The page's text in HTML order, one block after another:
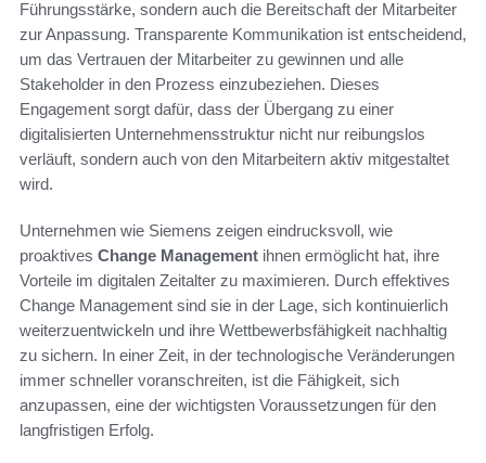
Führungsstärke, sondern auch die Bereitschaft der Mitarbeiter
zur Anpassung. Transparente Kommunikation ist entscheidend,
um das Vertrauen der Mitarbeiter zu gewinnen und alle
Stakeholder in den Prozess einzubeziehen. Dieses
Engagement sorgt dafür, dass der Übergang zu einer
digitalisierten Unternehmensstruktur nicht nur reibungslos
verläuft, sondern auch von den Mitarbeitern aktiv mitgestaltet
wird.
Unternehmen wie Siemens zeigen eindrucksvoll, wie
proaktives Change Management ihnen ermöglicht hat, ihre
Vorteile im digitalen Zeitalter zu maximieren. Durch effektives
Change Management sind sie in der Lage, sich kontinuierlich
weiterzuentwickeln und ihre Wettbewerbsfähigkeit nachhaltig
zu sichern. In einer Zeit, in der technologische Veränderungen
immer schneller voranschreiten, ist die Fähigkeit, sich
anzupassen, eine der wichtigsten Voraussetzungen für den
langfristigen Erfolg.